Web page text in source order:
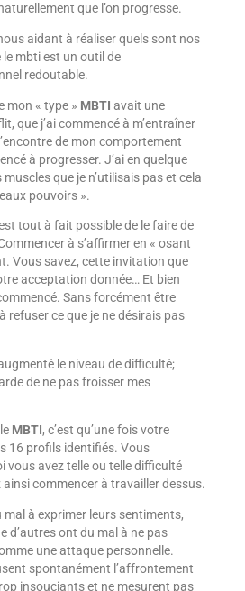
que l’on progresse.
aidant à réaliser quels sont nos
mbti est un outil de
redoutable.
mon « type » MBTI avait une
que j’ai commencé à m’entraîner
de mon comportement
à progresser. J’ai en quelque
que je n’utilisais pas et cela
pouvoirs ».
est tout à fait possible de le faire de
à s’affirmer en « osant
Vous savez, cette invitation que
acceptation donnée… Et bien
Sans forcément être
refuser ce que je ne désirais pas
le niveau de difficulté;
de ne pas froisser mes
MBTI, c’est qu’une fois votre
16 profils identifiés. Vous
vous avez telle ou telle difficulté
commencer à travailler dessus.
à exprimer leurs sentiments,
d’autres ont du mal à ne pas
une attaque personnelle.
spontanément l’affrontement
insouciants et ne mesurent pas